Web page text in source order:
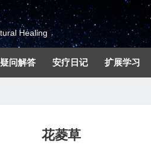
Healing
疑问解答 安疗日记 扩展学习
花菱草